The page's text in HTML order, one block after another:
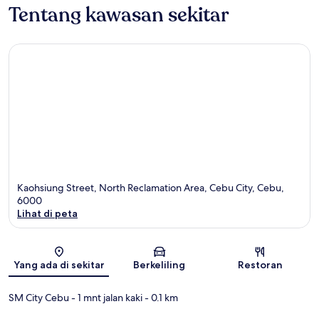
Tentang kawasan sekitar
Kaohsiung Street, North Reclamation Area, Cebu City, Cebu,
6000
Lihat di peta
Yang ada di sekitar Berkeliling Restoran
SM City Cebu- 1 mnt jalan kaki- 0.1 km